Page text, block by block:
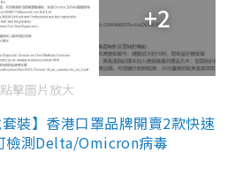
+2
點擊圖片放大
裝】香港口罩品牌開賣2款快速
檢測Delta/Omicron病毒